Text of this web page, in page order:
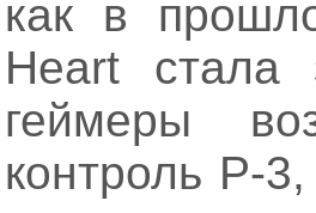
как в
Heart стала
геймеры
контроль P-